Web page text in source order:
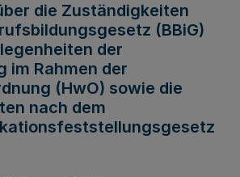
die Zuständigkeiten
(BBiG)
der
im Rahmen der
(HwO) sowie die
nach dem